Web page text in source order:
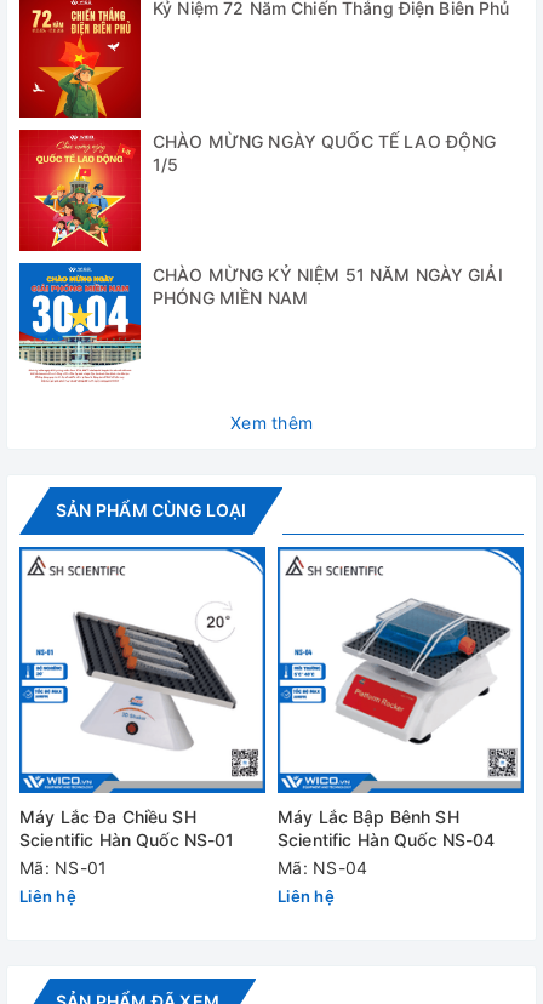
- Tải trọng tối đa: 0,8kg
- Ống có thể được đặt trên thảm cao su có vết lõm mà
không cần thêm dây buộc
- Thảm cao su có thể tháo rời để vệ sinh dễ dàng
- Bảo trì miễn phí
Thông số kỹ thuật
Model NS-10
Tốc độ
Kích thước (L×W×H) 440x296x261mm
Tải trọng tối đa 0.8kg
Nguồn điện 220V, 60Hz
Khối lượng 5.9 kg
Đánh giá
Kỷ Niệm 72 Năm Chiến Thắng Điện Biên Phủ
CHÀO MỪNG NGÀY QUỐC TẾ LAO ĐỘNG
1/5
CHÀO MỪNG KỶ NIỆM 51 NĂM NGÀY GIẢI
PHÓNG MIỀN NAM
Xem thêm
SẢN PHẨM CÙNG LOẠI
Máy Lắc Đa Chiều SH
Scientific Hàn Quốc NS-01
Mã: NS-01
Liên hệ
Máy Lắc Bập Bênh SH
Scientific Hàn Quốc NS-04
Mã: NS-04
Liên hệ